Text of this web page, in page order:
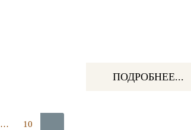
ПОДРОБНЕЕ...
… 10